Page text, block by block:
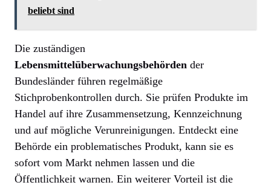
beliebt sind
Die zuständigen
Lebensmittelüberwachungsbehörden der
Bundesländer führen regelmäßige
Stichprobenkontrollen durch. Sie prüfen Produkte im
Handel auf ihre Zusammensetzung, Kennzeichnung
und auf mögliche Verunreinigungen. Entdeckt eine
Behörde ein problematisches Produkt, kann sie es
sofort vom Markt nehmen lassen und die
Öffentlichkeit warnen. Ein weiterer Vorteil ist die